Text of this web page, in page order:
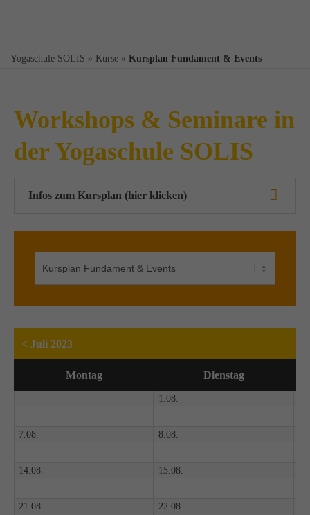
Yogaschule SOLIS » Kurse » Kursplan Fundament & Events
Workshops & Seminare in
der Yogaschule SOLIS
Infos zum Kursplan (hier klicken)
< Juli 2023
Montag Dienstag
1.08.
7.08. 8.08.
14.08. 15.08.
21.08. 22.08.